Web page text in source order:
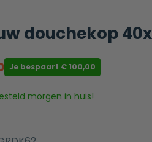
douchekop
Je bespaart €100,00
morgen in huis!